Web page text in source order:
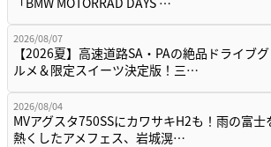
2026/08/07
【2026夏】高速道路SA・PAの絶品ドライブグ
ルメ＆限定スイーツ決定版！三…
2026/08/04
MVアグスタ750SSにカワサキH2も！雨の富士
熱くしたアメフェス、岩城滉…